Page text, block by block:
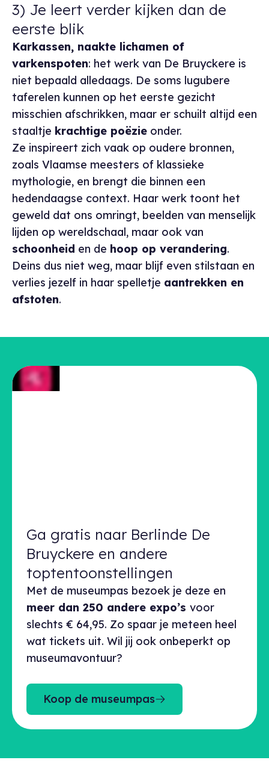
3) Je leert verder kijken dan de
eerste blik
Karkassen, naakte lichamen of
varkenspoten: het werk van De Bruyckere is
niet bepaald alledaags. De soms lugubere
taferelen kunnen op het eerste gezicht
misschien afschrikken, maar er schuilt altijd een
staaltje krachtige poëzie onder.
Ze inspireert zich vaak op oudere bronnen,
zoals Vlaamse meesters of klassieke
mythologie, en brengt die binnen een
hedendaagse context. Haar werk toont het
geweld dat ons omringt, beelden van menselijk
lijden op wereldschaal, maar ook van
schoonheid en de hoop op verandering.
Deins dus niet weg, maar blijf even stilstaan en
verlies jezelf in haar spelletje aantrekken en
afstoten.
Ga gratis naar Berlinde De
Bruyckere en andere
toptentoonstellingen
Met de museumpas bezoek je deze en
meer dan 250 andere expo’s voor
slechts € 64,95. Zo spaar je meteen heel
wat tickets uit. Wil jij ook onbeperkt op
museumavontuur?
Koop de museumpas